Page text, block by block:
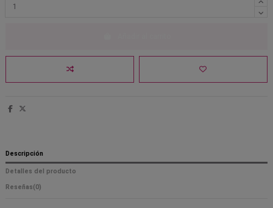
Descripción
Detalles del producto
Reseñas(0)